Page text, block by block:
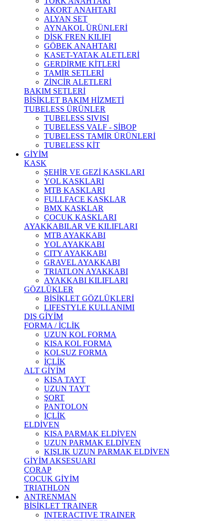
AKORT ANAHTARI
ALYAN SET
AYNAKOL ÜRÜNLERİ
DİSK FREN KILIFI
GÖBEK ANAHTARI
KASET-YATAK ALETLERİ
GERDİRME KİTLERİ
TAMİR SETLERİ
ZİNCİR ALETLERİ
BAKIM SETLERİ
BİSİKLET BAKIM HİZMETİ
TUBELESS ÜRÜNLER
TUBELESS SIVISI
TUBELESS VALF - SİBOP
TUBELESS TAMİR ÜRÜNLERİ
TUBELESS KİT
GİYİM
KASK
ŞEHİR VE GEZİ KASKLARI
YOL KASKLARI
MTB KASKLARI
FULLFACE KASKLAR
BMX KASKLAR
ÇOCUK KASKLARI
AYAKKABILAR VE KILIFLARI
MTB AYAKKABI
YOL AYAKKABI
CITY AYAKKABI
GRAVEL AYAKKABI
TRIATLON AYAKKABI
AYAKKABI KILIFLARI
GÖZLÜKLER
BİSİKLET GÖZLÜKLERİ
LIFESTYLE KULLANIMI
DIŞ GİYİM
FORMA / İÇLİK
UZUN KOL FORMA
KISA KOL FORMA
KOLSUZ FORMA
İÇLİK
ALT GİYİM
KISA TAYT
UZUN TAYT
ŞORT
PANTOLON
İÇLİK
ELDİVEN
KISA PARMAK ELDİVEN
UZUN PARMAK ELDİVEN
KIŞLIK UZUN PARMAK ELDİVEN
GİYİM AKSESUARI
ÇORAP
ÇOCUK GİYİM
TRIATHLON
ANTRENMAN
BİSİKLET TRAINER
INTERACTIVE TRAINER